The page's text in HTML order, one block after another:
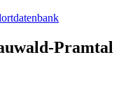
Pramtal